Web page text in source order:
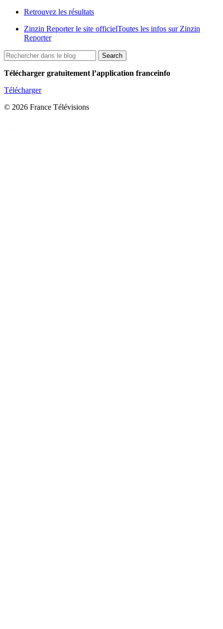
Retrouvez les résultats
Zinzin Reporter le site officielToutes les infos sur Zinzin
Reporter
Télécharger gratuitement l’application franceinfo
Télécharger
© 2026 France Télévisions